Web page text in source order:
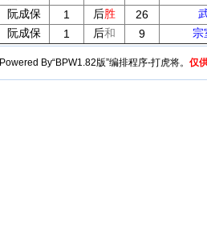
阮成保 1 后胜 26
阮成保 1 后和 9 宗
Powered By“BPW1.82版”编排程序-打虎将。 仅